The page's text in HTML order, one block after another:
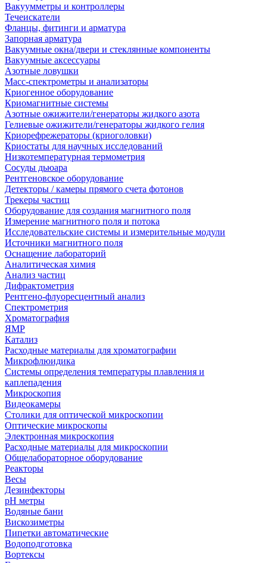
Вакуумметры и контроллеры
Течеискатели
Фланцы, фитинги и арматура
Запорная арматура
Вакуумные окна/двери и стеклянные компоненты
Вакуумные аксессуары
Азотные ловушки
Масс-спектрометры и анализаторы
Криогенное оборудование
Криомагнитные системы
Азотные ожижители/генераторы жидкого азота
Гелиевые ожижители/генераторы жидкого гелия
Криорефрежераторы (криоголовки)
Криостаты для научных исследований
Низкотемпературная термометрия
Сосуды дьюара
Рентгеновское оборудование
Детекторы / камеры прямого счета фотонов
Трекеры частиц
Оборудование для создания магнитного поля
Измерение магнитного поля и потока
Исследовательские системы и измерительные модули
Источники магнитного поля
Оснащение лабораторий
Аналитическая химия
Анализ частиц
Дифрактометрия
Рентгено-флуоресцентный анализ
Спектрометрия
Хроматография
ЯМР
Катализ
Расходные материалы для хроматографии
Микрофлюидика
Системы определения температуры плавления и
каплепадения
Микроскопия
Видеокамеры
Столики для оптической микроскопии
Оптические микроскопы
Электронная микроскопия
Расходные материалы для микроскопии
Общелабораторное оборудование
Реакторы
Весы
Дезинфекторы
рН метры
Водяные бани
Вискозиметры
Пипетки автоматические
Водоподготовка
Вортексы